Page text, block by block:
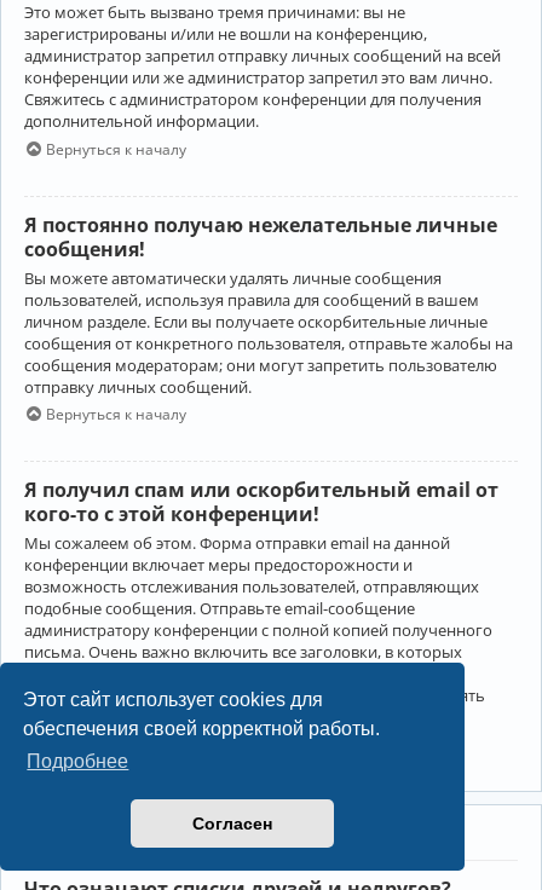
Этот сайт использует cookies для
обеспечения своей корректной работы.
Подробнее
Согласен
Это может быть вызвано тремя причинами: вы не
зарегистрированы и/или не вошли на конференцию,
администратор запретил отправку личных сообщений на всей
конференции или же администратор запретил это вам лично.
Свяжитесь с администратором конференции для получения
дополнительной информации.
Вернуться к началу
Я постоянно получаю нежелательные личные
сообщения!
Вы можете автоматически удалять личные сообщения
пользователей, используя правила для сообщений в вашем
личном разделе. Если вы получаете оскорбительные личные
сообщения от конкретного пользователя, отправьте жалобы на
сообщения модераторам; они могут запретить пользователю
отправку личных сообщений.
Вернуться к началу
Я получил спам или оскорбительный email от
кого-то с этой конференции!
Мы сожалеем об этом. Форма отправки email на данной
конференции включает меры предосторожности и
возможность отслеживания пользователей, отправляющих
подобные сообщения. Отправьте email-сообщение
администратору конференции с полной копией полученного
письма. Очень важно включить все заголовки, в которых
Администратор конференции сможет в этом случае принять
меры.
Друзья и недруги